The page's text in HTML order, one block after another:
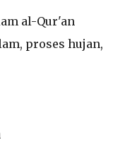
al-Qur'an
proses hujan,